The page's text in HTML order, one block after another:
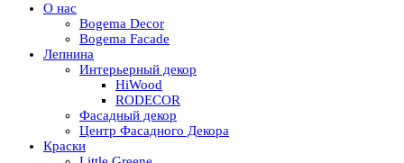
О нас
Bogema Decor
Bogema Facade
Лепнина
Интерьерный декор
HiWood
RODECOR
Фасадный декор
Центр Фасадного Декора
Краски